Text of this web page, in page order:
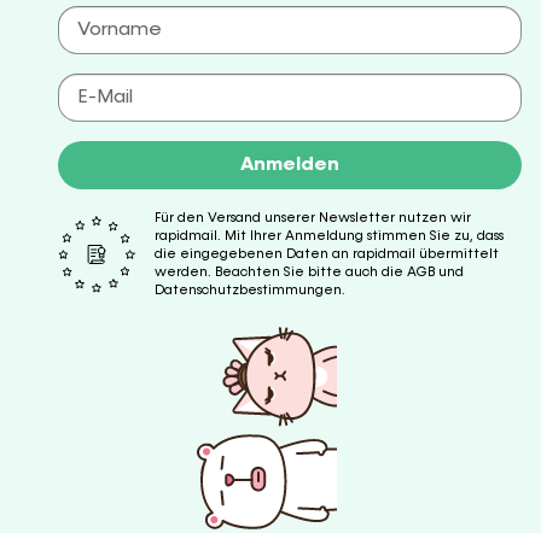
Anmelden
Für den Versand unserer Newsletter nutzen wir
rapidmail. Mit Ihrer Anmeldung stimmen Sie zu, dass
die eingegebenen Daten an rapidmail übermittelt
werden. Beachten Sie bitte auch die AGB und
Datenschutzbestimmungen.